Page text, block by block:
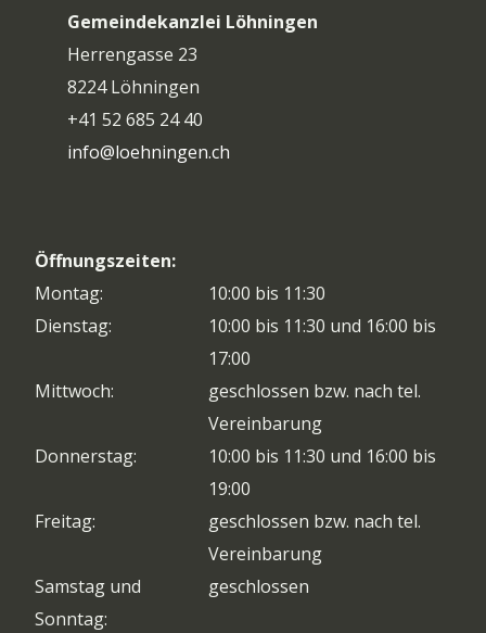
Gemeindekanzlei Löhningen
Herrengasse 23
8224 Löhningen
+41 52 685 24 40
info@loehningen.ch
Öffnungszeiten:
Montag:
10:00 bis 11:30
Dienstag:
10:00 bis 11:30 und 16:00 bis
17:00
Mittwoch:
geschlossen bzw. nach tel.
Vereinbarung
Donnerstag:
10:00 bis 11:30 und 16:00 bis
19:00
Freitag:
geschlossen bzw. nach tel.
Vereinbarung
Samstag und
Sonntag:
geschlossen